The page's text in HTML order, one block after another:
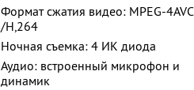
Формат сжатия видео: MPEG-4AVC
/H,264
Ночная съемка: 4 ИК диода
Аудио: встроенный микрофон и
динамик